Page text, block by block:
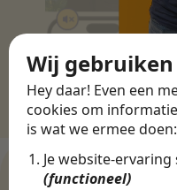
Wij
Hey daar! Even een
cookies om
is wat we ermee doen:
Je website-
(functioneel)